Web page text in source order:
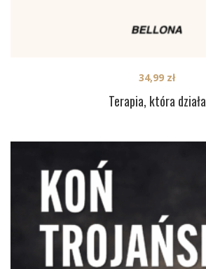
Terapia, która działa
34,99 zł